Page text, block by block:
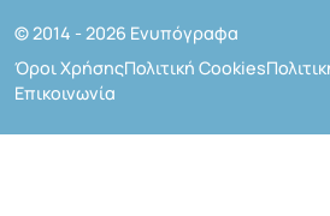
© 2014 - 2026 Ενυπόγραφα
Όροι ΧρήσηςΠολιτική Cookies
Επικοινωνία